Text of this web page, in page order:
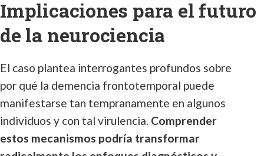
Implicaciones para el futuro
de la neurociencia
El caso plantea interrogantes profundos sobre
por qué la demencia frontotemporal puede
manifestarse tan tempranamente en algunos
individuos y con tal virulencia. Comprender
estos mecanismos podría transformar